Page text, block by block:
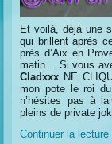
Et voilà, déjà une
qui brillent après
près d’Aix en
matin… Si vous
Cladxxx NE
mon pote le roi
n’hésites pas à
pleins de private
Continuer la lecture